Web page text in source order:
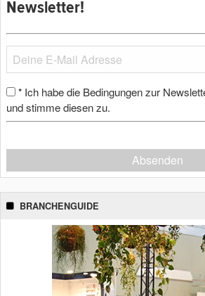
Newsletter!
* Ich habe die Bedingungen zur
und stimme diesen zu.
Absenden
BRANCHENGUIDE